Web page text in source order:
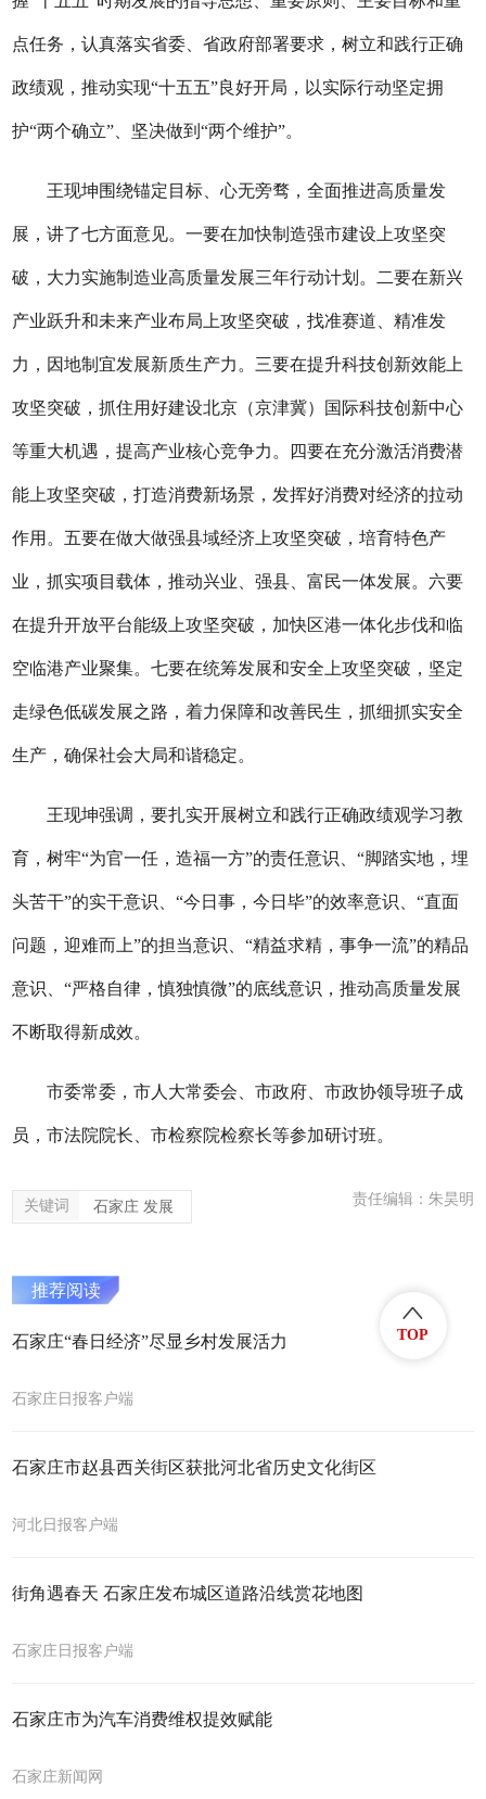
点任务，认真落实省委、省政府部署要求，树立和践行正确
政绩观，推动实现“十五五”良好开局，以实际行动坚定拥
护“两个确立”、坚决做到“两个维护”。
王现坤围绕锚定目标、心无旁骛，全面推进高质量发
展，讲了七方面意见。一要在加快制造强市建设上攻坚突
破，大力实施制造业高质量发展三年行动计划。二要在新兴
产业跃升和未来产业布局上攻坚突破，找准赛道、精准发
力，因地制宜发展新质生产力。三要在提升科技创新效能上
攻坚突破，抓住用好建设北京（京津冀）国际科技创新中心
等重大机遇，提高产业核心竞争力。四要在充分激活消费潜
能上攻坚突破，打造消费新场景，发挥好消费对经济的拉动
作用。五要在做大做强县域经济上攻坚突破，培育特色产
业，抓实项目载体，推动兴业、强县、富民一体发展。六要
在提升开放平台能级上攻坚突破，加快区港一体化步伐和临
空临港产业聚集。七要在统筹发展和安全上攻坚突破，坚定
走绿色低碳发展之路，着力保障和改善民生，抓细抓实安全
生产，确保社会大局和谐稳定。
王现坤强调，要扎实开展树立和践行正确政绩观学习教
育，树牢“为官一任，造福一方”的责任意识、“脚踏实地，埋
头苦干”的实干意识、“今日事，今日毕”的效率意识、“直面
问题，迎难而上”的担当意识、“精益求精，事争一流”的精品
意识、“严格自律，慎独慎微”的底线意识，推动高质量发展
不断取得新成效。
市委常委，市人大常委会、市政府、市政协领导班子成
员，市法院院长、市检察院检察长等参加研讨班。
关键词 石家庄 发展 责任编辑：朱昊明
推荐阅读
石家庄“春日经济”尽显乡村发展活力
石家庄日报客户端
石家庄市赵县西关街区获批河北省历史文化街区
河北日报客户端
​街角遇春天 石家庄发布城区道路沿线赏花地图
石家庄日报客户端
石家庄市为汽车消费维权提效赋能
石家庄新闻网
TOP